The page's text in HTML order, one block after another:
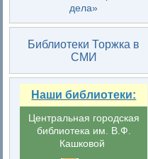
дела»
Библиотеки Торжка в
СМИ
Наши библиотеки:
Центральная городская
библиотека им. В.Ф.
Кашковой